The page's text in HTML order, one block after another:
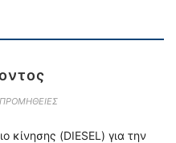
κίνησης (DIESEL) για την